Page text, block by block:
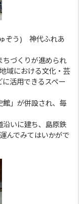
ぞう) 神代ふれあ
づくりが進められ
域における文化・芸
活用できるスペー
」が併設され、毎
いに建ち、島原鉄
んでみてはいかがで